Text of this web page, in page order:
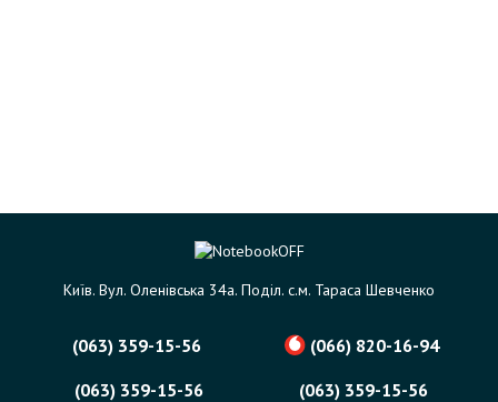
Київ. Вул. Оленівська 34а. Поділ. с.м. Тараса Шевченко
(063) 359-15-56
(066) 820-16-94
(063) 359-15-56
(063) 359-15-56